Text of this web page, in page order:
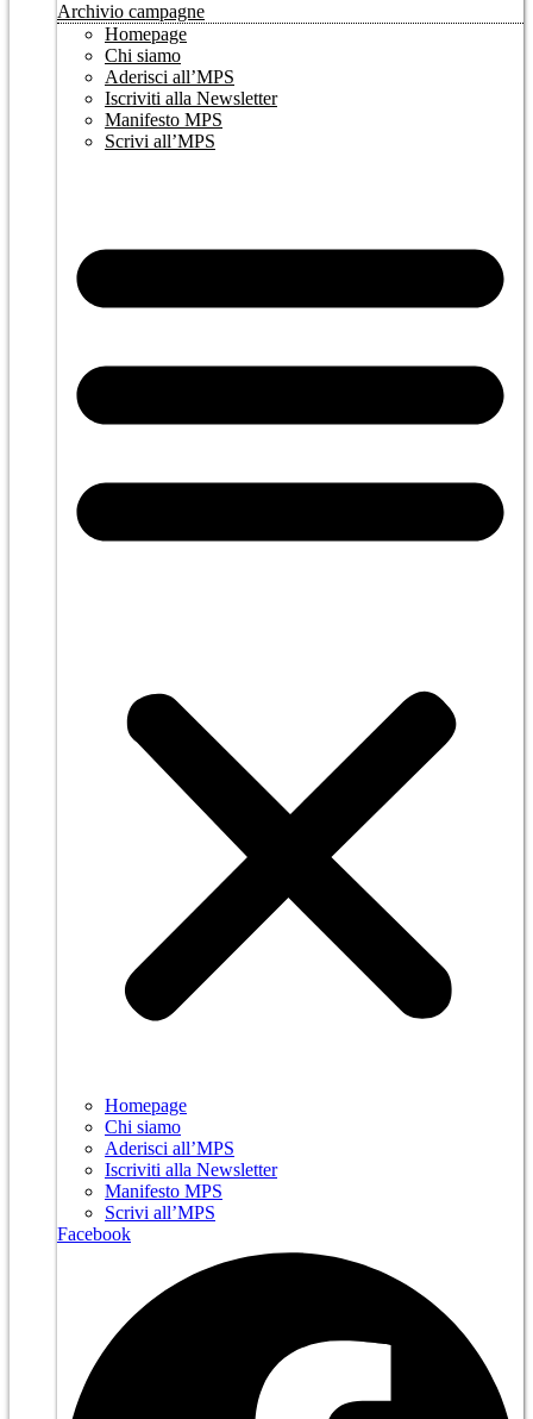
Archivio campagne
Homepage
Chi siamo
Aderisci all’MPS
Iscriviti alla Newsletter
Manifesto MPS
Scrivi all’MPS
Homepage
Chi siamo
Aderisci all’MPS
Iscriviti alla Newsletter
Manifesto MPS
Scrivi all’MPS
Facebook